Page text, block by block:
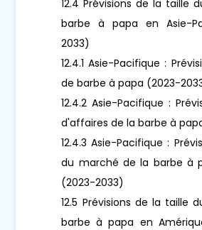
12.4 Prévisions de la taille
barbe à papa en Asie-
2033)
12.4.1 Asie-Pacifique :
de barbe à papa (2023-
12.4.2 Asie-Pacifique :
d'affaires de la barbe à
12.4.3 Asie-Pacifique :
du marché de la barbe à
(2023-2033)
12.5 Prévisions de la taille
barbe à papa en